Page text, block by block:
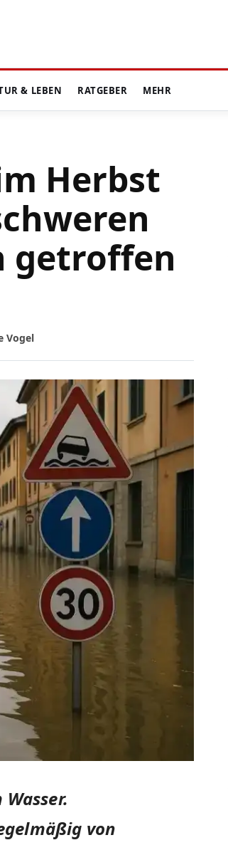
& LEBEN RATGEBER MEHR
Herbst
getroffen
Vogel
von